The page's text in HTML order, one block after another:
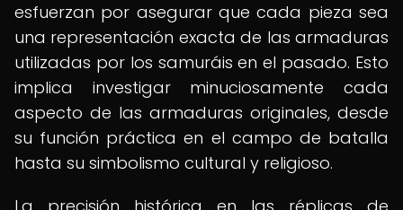
esfuerzan por asegurar que cada pieza sea
una representación exacta de las armaduras
utilizadas por los samuráis en el pasado. Esto
implica investigar minuciosamente cada
aspecto de las armaduras originales, desde
su función práctica en el campo de batalla
hasta su simbolismo cultural y religioso.